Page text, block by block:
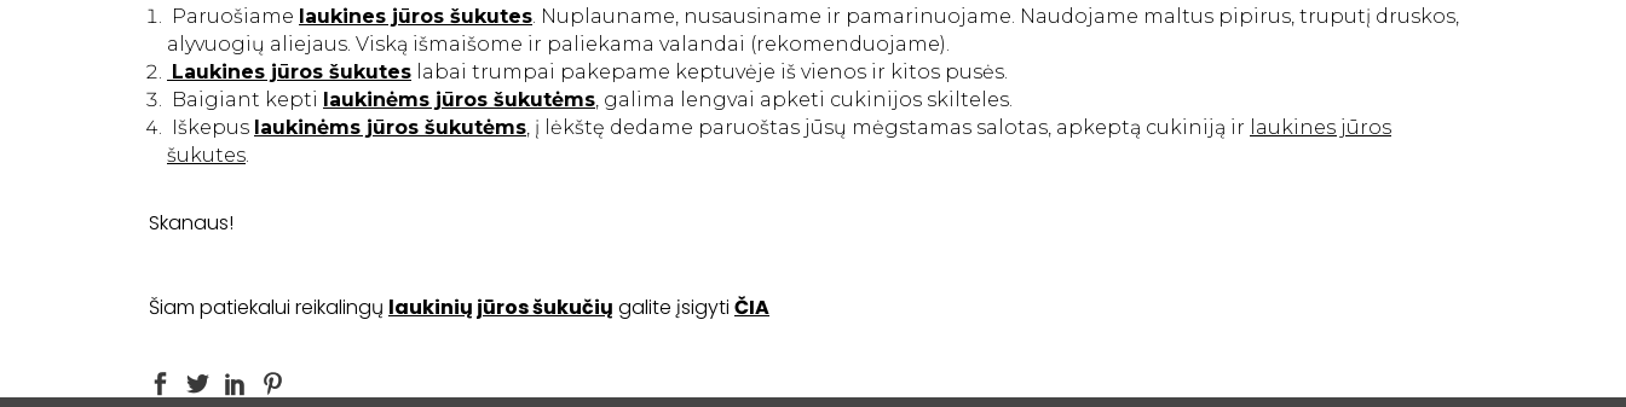
Paruošiame laukines jūros šukutes. Nuplauname, nusausiname ir pamarinuojame. Naudojame maltus pipirus, truputį druskos,
alyvuogių aliejaus. Viską išmaišome ir paliekama valandai (rekomenduojame).
Laukines jūros šukutes labai trumpai pakepame keptuvėje iš vienos ir kitos pusės.
Baigiant kepti laukinėms jūros šukutėms, galima lengvai apketi cukinijos skilteles.
Iškepus laukinėms jūros šukutėms, į lėkštę dedame paruoštas jūsų mėgstamas salotas, apkeptą cukiniją ir laukines jūros
šukutes.
Skanaus!
Šiam patiekalui reikalingų laukinių jūros šukučių galite įsigyti ČIA